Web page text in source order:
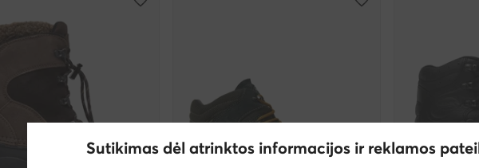
Sutikimas dėl atrinktos informacijos ir reklamos